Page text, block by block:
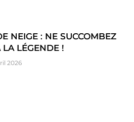
NEIGE : NE SUCCOMBEZ
LA LÉGENDE !
2026